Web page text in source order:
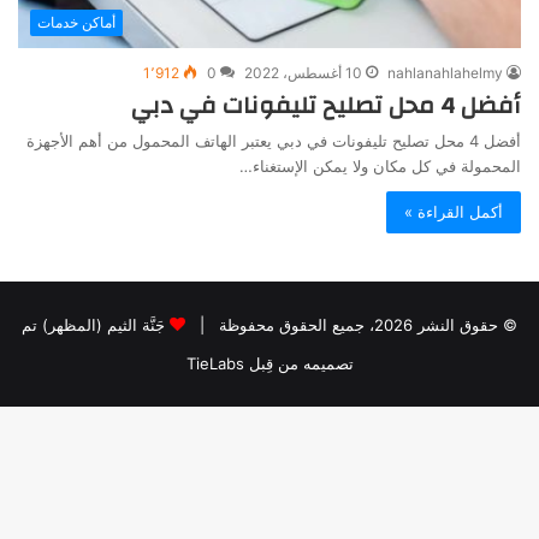
أماكن خدمات
nahlanahlahelmy 10 أغسطس، 2022 0 1٬912
أفضل 4 محل تصليح تليفونات في دبي
أفضل 4 محل تصليح تليفونات في دبي يعتبر الهاتف المحمول من أهم الأجهزة
المحمولة في كل مكان ولا يمكن الإستغناء…
أكمل القراءة »
© حقوق النشر 2026، جميع الحقوق محفوظة |
جَنَّة الثيم (المظهر) تم
تصميمه من قِبل TieLabs